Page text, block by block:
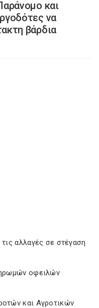
και
να
βάρδια
αλλαγές σε στέγαση
οφειλών
και Αγροτικών